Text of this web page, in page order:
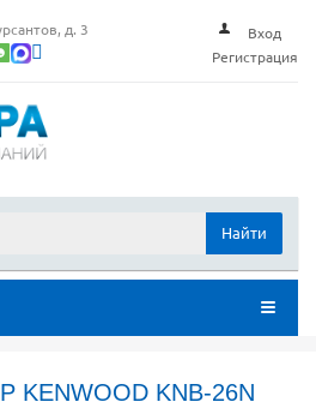
д. 3
Вход
Регистрация
Найти
KNB-26N